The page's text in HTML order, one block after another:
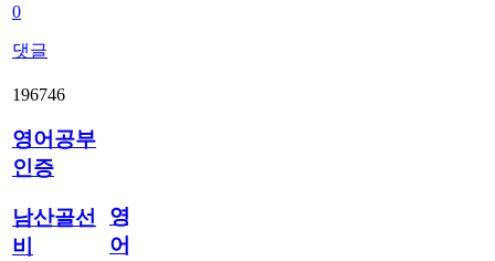
0
댓글
196746
영어공부
인증
남산골선
비
영
어